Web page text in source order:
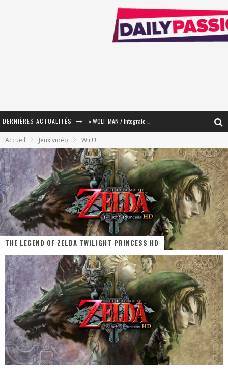
DERNIÈRES ACTUALITÉS
« Le Béton et le Bambou / Propositions pour Mayotte et le Monde. » - Améliorations !
Star Fox
PsyRiver 2026 : la magie revient sur les rives de l’Aar
« Dr Wertham / L’homme qui étudia les tueurs en série » - Un Métier à Risque !
Assassin's Creed Black Flag Resynced
« Le Vent dand les Saules » - Une Belle Histoire !
Yoshi and the mysterious book
« WOLF-MAN / Integrale Tomes 1 et 2 » - Cruelle Vengeance !
Accueil Jeux vidéo Wii U
THE LEGEND OF ZELDA TWILIGHT PRINCESS HD